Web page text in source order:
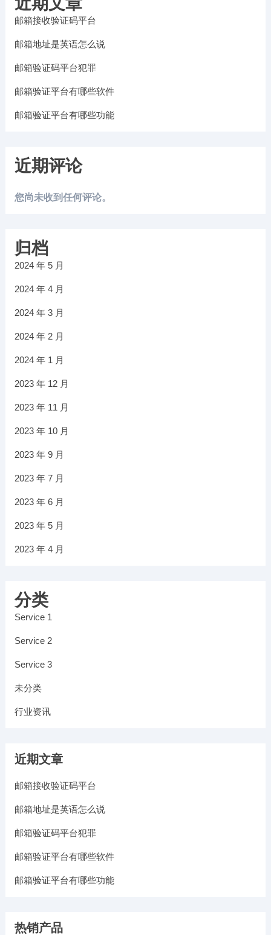
邮箱接收验证码平台
邮箱地址是英语怎么说
邮箱验证码平台犯罪
邮箱验证平台有哪些软件
邮箱验证平台有哪些功能
近期评论
您尚未收到任何评论。
归档
2024 年 5 月
2024 年 4 月
2024 年 3 月
2024 年 2 月
2024 年 1 月
2023 年 12 月
2023 年 11 月
2023 年 10 月
2023 年 9 月
2023 年 7 月
2023 年 6 月
2023 年 5 月
2023 年 4 月
分类
Service 1
Service 2
Service 3
未分类
行业资讯
近期文章
邮箱接收验证码平台
邮箱地址是英语怎么说
邮箱验证码平台犯罪
邮箱验证平台有哪些软件
邮箱验证平台有哪些功能
热销产品